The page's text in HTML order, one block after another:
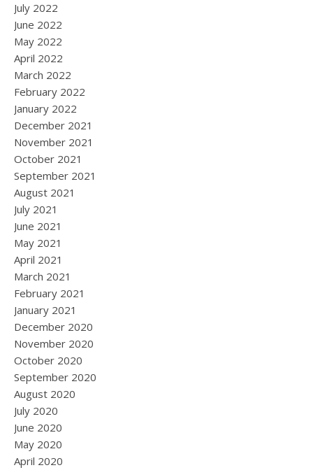
July 2022
June 2022
May 2022
April 2022
March 2022
February 2022
January 2022
December 2021
November 2021
October 2021
September 2021
August 2021
July 2021
June 2021
May 2021
April 2021
March 2021
February 2021
January 2021
December 2020
November 2020
October 2020
September 2020
August 2020
July 2020
June 2020
May 2020
April 2020